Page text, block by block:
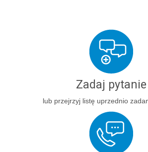
Zadaj pytanie
lub przejrzyj listę uprzednio